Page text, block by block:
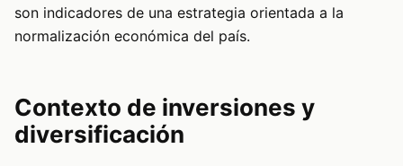
son indicadores de una estrategia orientada a la
normalización económica del país.
Contexto de inversiones y
diversificación